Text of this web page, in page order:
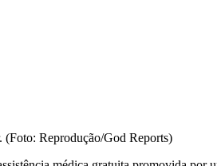
(Foto: Reprodução/God Reports)